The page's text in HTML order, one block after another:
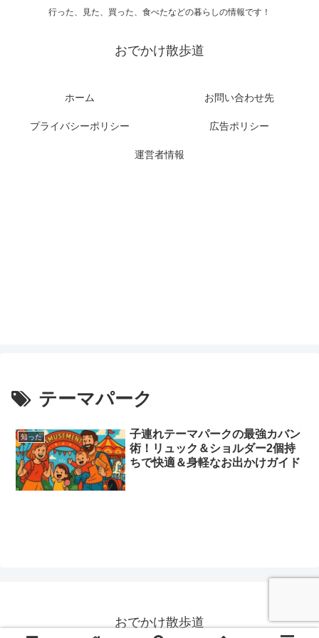
行った、見た、買った、食べたなどの暮らしの情報です！
おでかけ散歩道
ホーム お問い合わせ先
プライバシーポリシー 広告ポリシー
運営者情報
テーマパーク
知った
子連れテーマパークの最強カバン
術！リュック＆ショルダー2個持
ちで快適＆身軽なお出かけガイド
おでかけ散歩道